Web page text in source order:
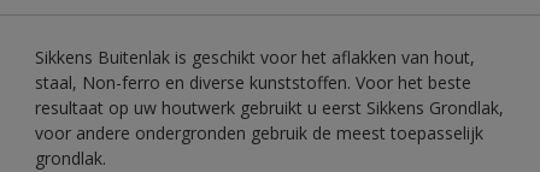
Sikkens Buitenlak is geschikt voor het aflakken van hout,
staal, Non-ferro en diverse kunststoffen. Voor het beste
resultaat op uw houtwerk gebruikt u eerst Sikkens Grondlak,
voor andere ondergronden gebruik de meest toepasselijk
grondlak.